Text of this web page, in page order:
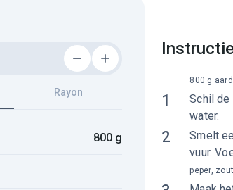
Rayon
800 g
1
Schil de
water.
800 g
2
Smelt
vuur.
peper,